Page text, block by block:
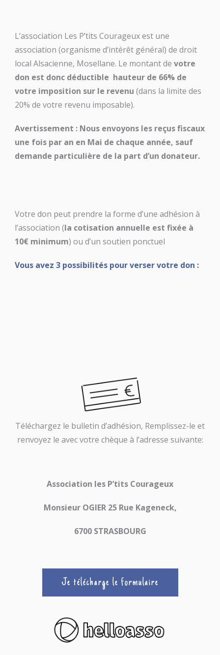
L’association Les P’tits Courageux est une
association (organisme d’intérêt général) de droit
local Alsacienne, Mosellane. Le montant de votre
don est donc déductible hauteur de 66% de
votre imposition sur le revenu (dans la limite des
20% de votre revenu imposable).
Avertissement : Nous envoyons les reçus fiscaux
une fois par an en Mai de chaque année, sauf
demande particulière de la part d’un donateur.
Votre don peut prendre la forme d’une adhésion à
l’association (la cotisation annuelle est fixée à
10€ minimum) ou d’un soutien ponctuel
Vous avez 3 possibilités pour verser votre don :
Téléchargez le bulletin d’adhésion, Remplissez-le et
renvoyez le avec votre chèque à l’adresse suivante:
Association les P’tits Courageux
Monsieur OGIER 25 Rue Kageneck,
6700 STRASBOURG
Je télécharge le formulaire